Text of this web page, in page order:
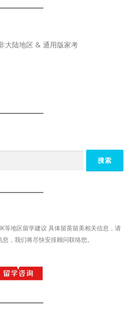
大陆地区 & 通用版家考
等地区留学建议 具体留英留美相关信息，请
息，我们将尽快安排顾问联络您。